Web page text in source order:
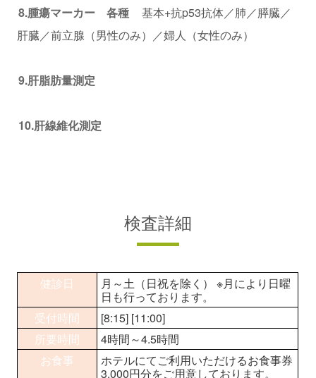
8.腫瘍マーカー 各種
基本+抗p53抗体／肺／膵臓／
肝臓／前立腺（男性のみ）／婦人（女性のみ）
9.肝脂肪量測定
10.肝線維化測定
検査詳細
健診日
月～土（日祝を除く） ※月により日曜
日も行っております。
受付時間
[8:15] [11:00]
所要時間
4時間～4.5時間
お食事
ホテルにてご利用いただけるお食事券
3,000円分をご用意しております。